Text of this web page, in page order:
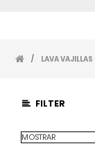
/ LAVA VAJILLAS
FILTER
MOSTRAR